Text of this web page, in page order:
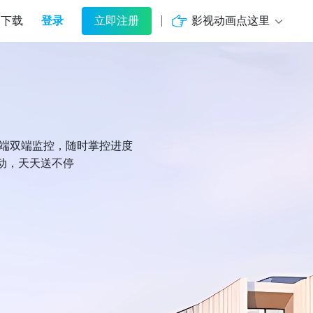
下载 登录 立即注册 影视动画点这里
双端监控，随时掌控进度
，天天送不停